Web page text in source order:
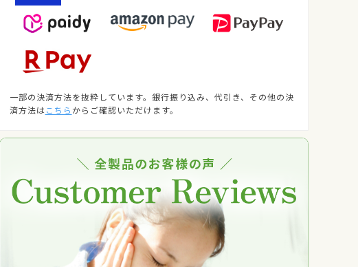
一部の決済方法を抜粋しています。銀行振り込み、代引き、その他の決
済方法は こちら からご確認いただけます。